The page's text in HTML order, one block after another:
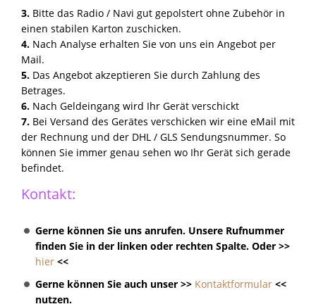
3. Bitte das Radio / Navi gut gepolstert ohne Zubehör in
einen stabilen Karton zuschicken.
4. Nach Analyse erhalten Sie von uns ein Angebot per
Mail.
5. Das Angebot akzeptieren Sie durch Zahlung des
Betrages.
6. Nach Geldeingang wird Ihr Gerät verschickt
7. Bei Versand des Gerätes verschicken wir eine eMail mit
der Rechnung und der DHL / GLS Sendungsnummer. So
können Sie immer genau sehen wo Ihr Gerät sich gerade
befindet.
Kontakt:
Gerne können Sie uns anrufen. Unsere Rufnummer
finden Sie in der linken oder rechten Spalte. Oder >>
hier <<
Gerne können Sie auch unser >> Kontaktformular <<
nutzen.